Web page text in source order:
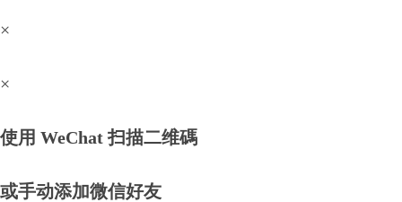
優
×
×
使用 WeChat 扫描二维碼
或手动添加微信好友